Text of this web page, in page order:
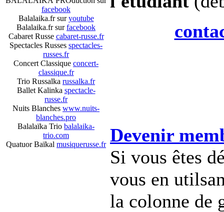
facebook
Balalaika.fr suryoutube
Balalaika.fr surfacebook
Cabaret Russe cabaret-russe.fr
Spectacles Russes spectacles-
russes.fr
Concert Classique concert-
classique.fr
Trio Russalka russalka.fr
Ballet Kalinka spectacle-
russe.fr
Nuits Blanches www.nuits-
blanches.pro
Balalaïka Trio balalaika-
trio.com
Quatuor Baïkal musiquerusse.fr Devenir
Si vous êtes
vous en
la colonne de